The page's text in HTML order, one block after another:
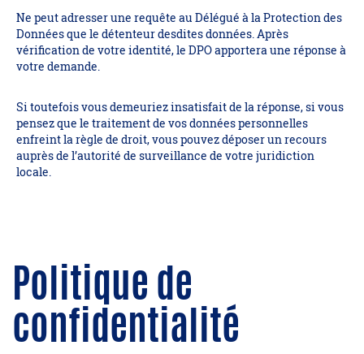
Ne peut adresser une requête au Délégué à la Protection des
Données que le détenteur desdites données. Après
vérification de votre identité, le DPO apportera une réponse à
votre demande.
Si toutefois vous demeuriez insatisfait de la réponse, si vous
pensez que le traitement de vos données personnelles
enfreint la règle de droit, vous pouvez déposer un recours
auprès de l’autorité de surveillance de votre juridiction
locale.
Politique de
confidentialité